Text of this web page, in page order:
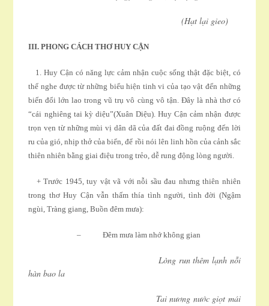
(Hạt lại gieo)
III. PHONG CÁCH THƠ HUY CẬN
1. Huy Cận có năng lực cảm nhận cuộc sống thật đặc biệt, có
thể nghe được từ những biểu hiện tinh vi của tạo vật đến những
biến đổi lớn lao trong vũ trụ vô cùng vô tận. Ðây là nhà thơ có
“cái nghiêng tai kỳ diệu”(Xuân Diệu). Huy Cận cảm nhận được
trọn vẹn từ những mùi vị dân dã của đất đai đồng ruộng đến lời
ru của gió, nhịp thở của biển, để rồi nói lên linh hồn của cảnh sắc
thiên nhiên bằng giai điệu trong trẻo, dễ rung động lòng người.
+ Trước 1945, tuy vật vã với nỗi sầu đau nhưng thiên nhiên
trong thơ Huy Cận vẫn thấm thía tình người, tình đời (Ngậm
ngùi, Tràng giang, Buồn đêm mưa):
– Ðêm mưa làm nhớ không gian
Lòng run thêm lạnh nỗi
hàn bao la
Tai nương nước giọt mái